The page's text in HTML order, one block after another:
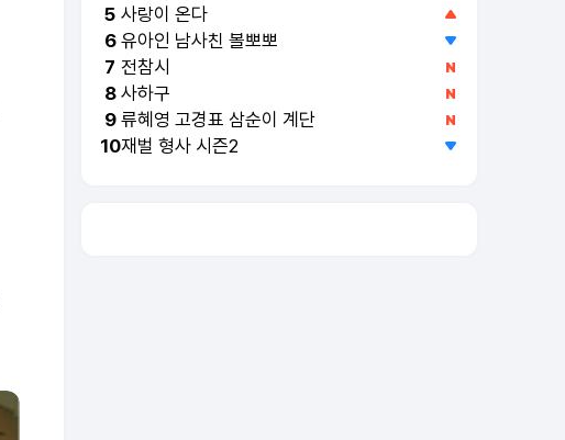
5 사랑이 온다
6 유아인 남사친 볼뽀뽀
7 전참시
8 사하구
9 류혜영 고경표 삼순이 계단
10재벌 형사 시즌2